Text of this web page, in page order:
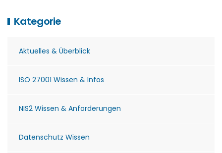
Kategorie
Aktuelles & Überblick
ISO 27001 Wissen & Infos
NIS2 Wissen & Anforderungen
Datenschutz Wissen